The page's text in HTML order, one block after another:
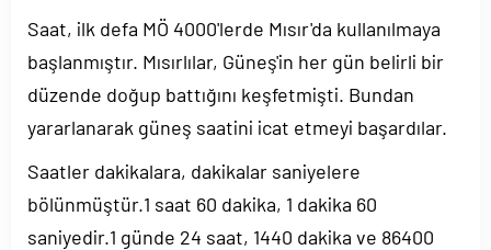
Saat, ilk defa MÖ 4000'lerde Mısır'da kullanılmaya
başlanmıştır. Mısırlılar, Güneş'in her gün belirli bir
düzende doğup battığını keşfetmişti. Bundan
yararlanarak güneş saatini icat etmeyi başardılar.
Saatler dakikalara, dakikalar saniyelere
bölünmüştür.1 saat 60 dakika, 1 dakika 60
saniyedir.1 günde 24 saat, 1440 dakika ve 86400